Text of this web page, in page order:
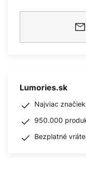
Lumories.sk
Najviac
950.000
Bezplatné